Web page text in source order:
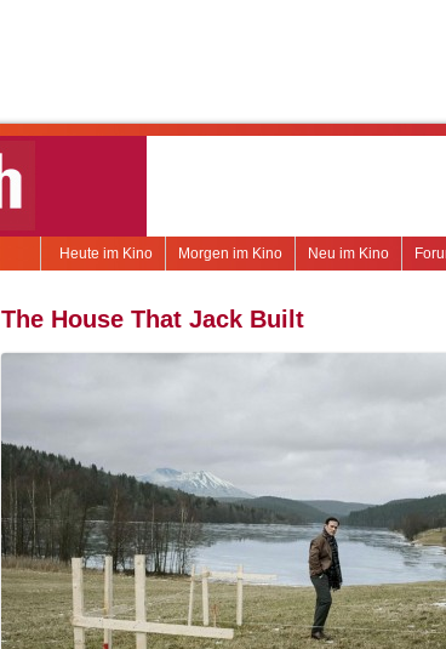
Neu im Kino
Morgen im Kino
Heute im Kino
The House That Jack Built